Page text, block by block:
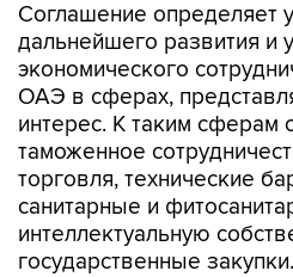
Соглашение определяет
дальнейшего развития и
экономического
ОАЭ в сферах,
интерес. К таким сферам
таможенное
торговля, технические
санитарные и
интеллектуальную
государственные закупки.